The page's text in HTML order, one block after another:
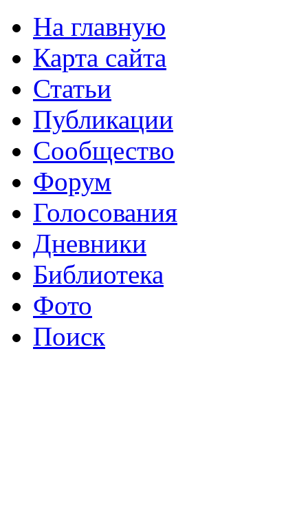
На главную
Карта сайта
Статьи
Публикации
Сообщество
Форум
Голосования
Дневники
Библиотека
Фото
Поиск